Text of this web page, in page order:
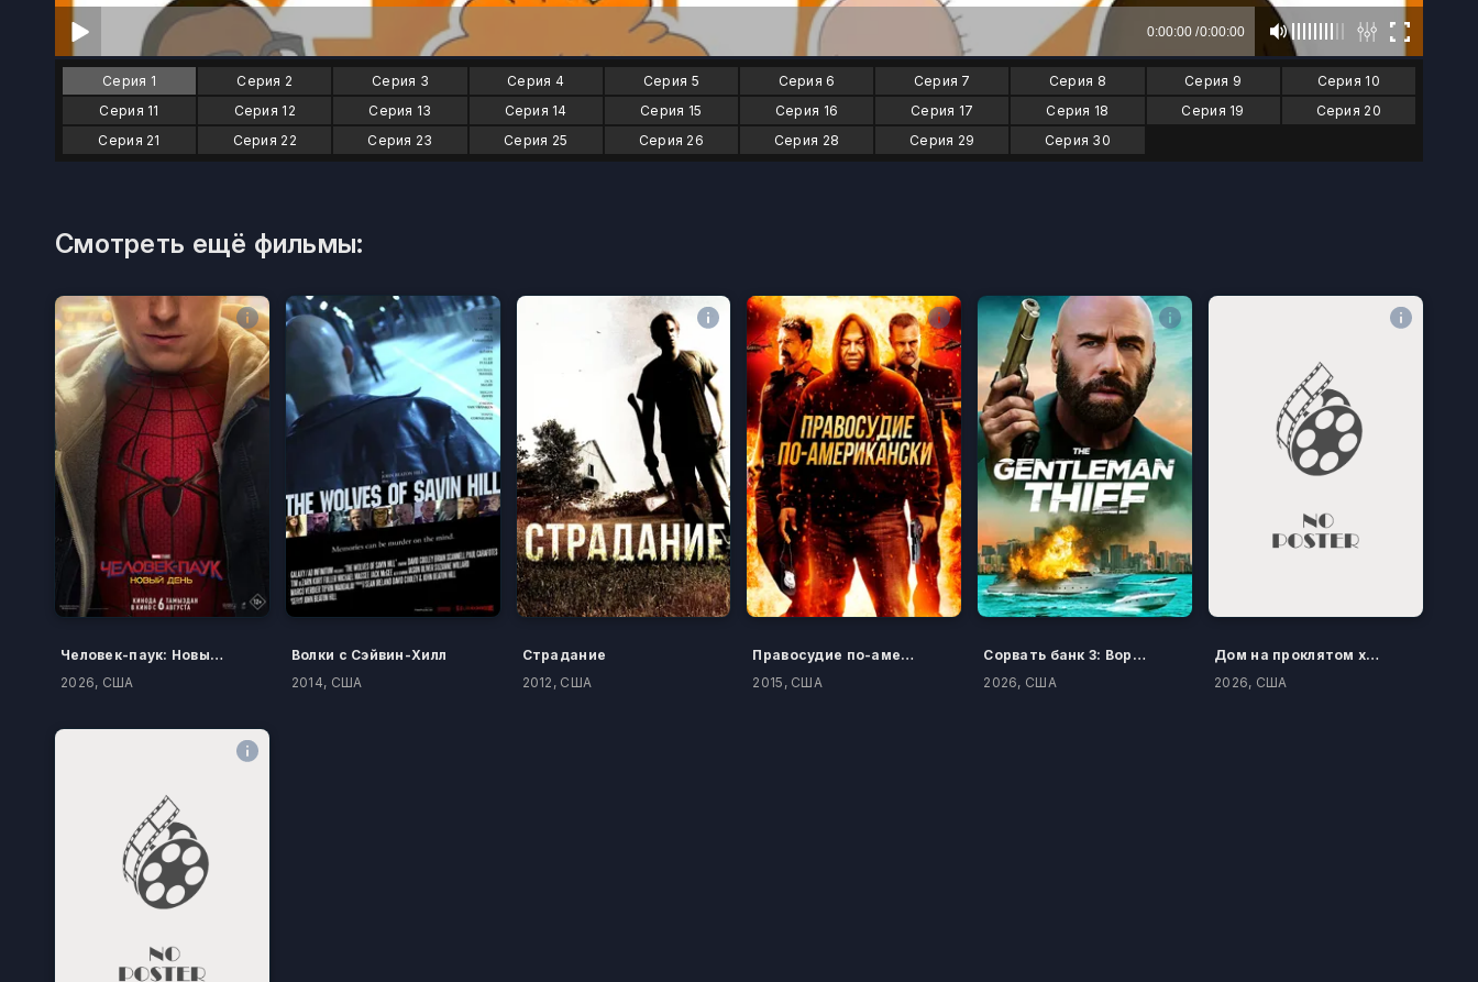
Серия 1 Серия 2 Серия 3 Серия 4 Серия 5 Серия 6 Серия 7 Серия 8 Серия 9
Серия 10
Серия 11
Серия 12 Серия 13 Серия 14 Серия 15 Серия 16 Серия 17 Серия 18 Серия 19
Серия 20
Серия 21
Серия 22 Серия 23 Серия 25 Серия 26 Серия 28 Серия 29 Серия 30
Смотреть ещё фильмы:
Человек-паук: Новый день
2026, США
Волки с Сэйвин-Хилл
2014, США
Страдание
2012, США
Правосудие по-американски
2015, США
Сорвать банк 3: Вор-джентльмен
2026, США
Дом на проклятом холме
2026, США